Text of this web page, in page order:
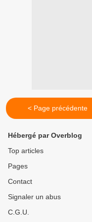
< Page précédente
Hébergé par Overblog
Top articles
Pages
Contact
Signaler un abus
C.G.U.